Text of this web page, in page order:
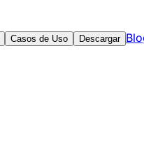
Casos de Uso Descargar